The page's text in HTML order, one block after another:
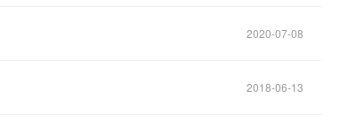
2020-07-08
2018-06-13